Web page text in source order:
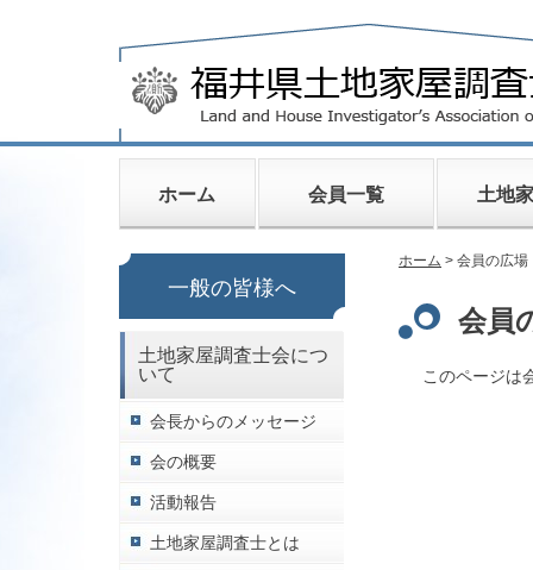
ホーム 会員一覧 土地
一般の皆様へ
土地家屋調査士会につ
いて
会長からのメッセージ
会の概要
活動報告
土地家屋調査士とは
ホーム > 会員の広場
会員
このページは